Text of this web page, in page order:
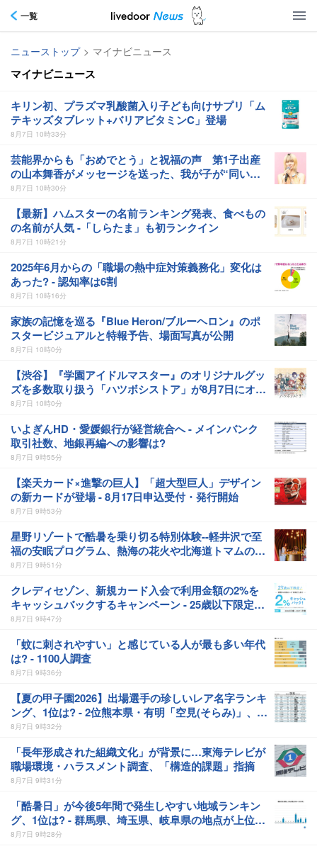
一覧
ニューストップ > マイナビニュース
マイナビニュース
キリン初、プラズマ乳酸菌入り子ども向けサプリ「ム
テキッズタブレット+バリアビタミンC」登場
8月7日 10時33分
芸能界からも「おめでとう」と祝福の声 第1子出産
の山本舞香がメッセージを送った、我が子が“同い
年”の女優とは 今月1日には2年在籍した所属事務所
がら…」
8月7日 10時30分
【最新】ハムスターの名前ランキング発表、食べもの
の名前が人気 -「しらたま」も初ランクイン
8月7日 10時21分
2025年6月からの「職場の熱中症対策義務化」変化は
あった? - 認知率は6割
8月7日 10時16分
家族の記憶を巡る『Blue Heron/ブルーヘロン』のポ
スタービジュアルと特報予告、場面写真が公開
8月7日 10時0分
【渋谷】『学園アイドルマスター』のオリジナルグッ
ズを多数取り扱う「ハツボシストア」が8月7日にオー
プン
8月7日 10時0分
いよぎんHD・愛媛銀行が経営統合へ - メインバンク
取引社数、地銀再編への影響は?
8月7日 9時55分
【楽天カード×進撃の巨人】「超大型巨人」デザイン
の新カードが登場 - 8月17日申込受付・発行開始
8月7日 9時53分
星野リゾートで酷暑を乗り切る特別体験--軽井沢で至
福の安眠プログラム、熱海の花火や北海道トマムのと
うきびを主役にしたアフタヌーンティー
8月7日 9時51分
クレディセゾン、新規カード入会で利用金額の2%を
キャッシュバックするキャンペーン - 25歳以下限定、
初めてのクレカデビューを応援
8月7日 9時47分
「蚊に刺されやすい」と感じている人が最も多い年代
は? - 1100人調査
8月7日 9時36分
【夏の甲子園2026】出場選手の珍しいレア名字ランキ
ング、1位は? - 2位熊本県・有明「空見(そらみ)」、3
位香川県・英明「金品(かねしな)」
8月7日 9時32分
「長年形成された組織文化」が背景に…東海テレビが
職場環境・ハラスメント調査、「構造的課題」指摘
8月7日 9時31分
「酷暑日」が今後5年間で発生しやすい地域ランキン
グ、1位は? - 群馬県、埼玉県、岐阜県の地点が上位に
多くランクイン、40℃未観測エリアも6位に浮上
8月7日 9時28分